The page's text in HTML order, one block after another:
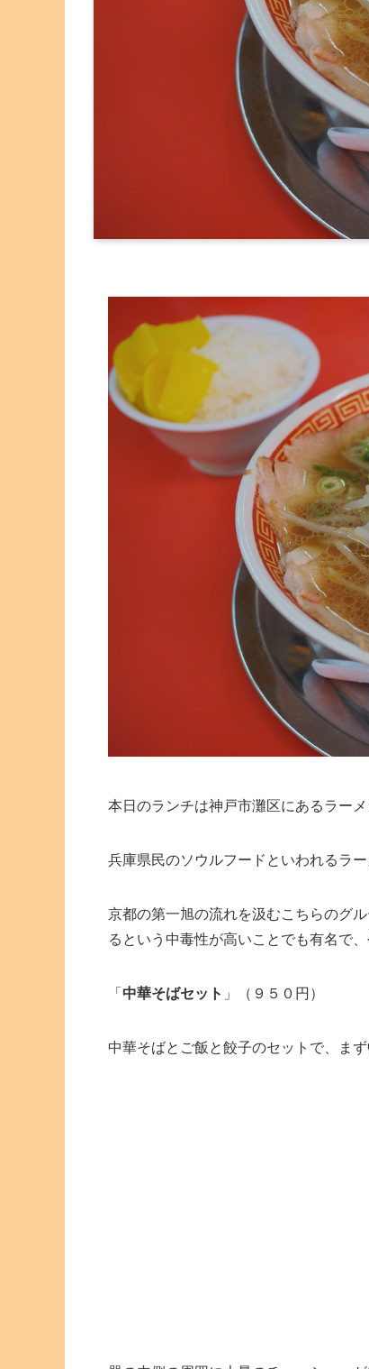
本日のランチは神戸市灘区にあるラーメ
兵庫県民のソウルフードといわれるラ
京都の第一旭の流れを汲むこちらのグ
るという中毒性が高いことでも有名で
「 中華そばセット 」（９５０円）
中華そばとご飯と餃子のセットで、ま